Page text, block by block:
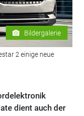
Bildergalerie
2 einige neue
dient auch der